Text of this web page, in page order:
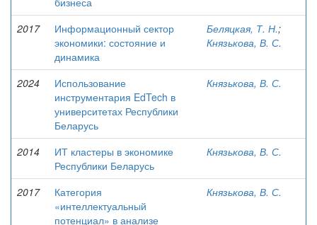
2017
Информационный сектор
экономики: состояние и
динамика
Беляцкая, Т. Н.;
Князькова, В. С.
2024
Использование
инструментария EdTech в
университетах Республики
Беларусь
Князькова, В. С.
2014
ИТ кластеры в экономике
Республики Беларусь
Князькова, В. С.
2017
Категория
«интеллектуальный
потенциал» в анализе
Князькова, В. С.